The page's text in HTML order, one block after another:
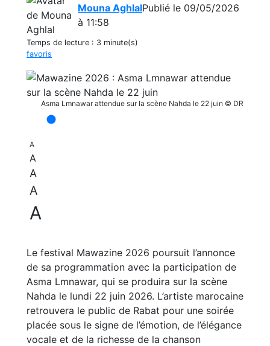
Mouna AghlalPublié le 09/05/2026
à 11:58
Temps de lecture : 3 minute(s)
favoris
Asma Lmnawar attendue sur la scène Nahda le 22 juin © DR
A
A
A
A
A
Le festival Mawazine 2026 poursuit l’annonce
de sa programmation avec la participation de
Asma Lmnawar, qui se produira sur la scène
Nahda le lundi 22 juin 2026. L’artiste marocaine
retrouvera le public de Rabat pour une soirée
placée sous le signe de l’émotion, de l’élégance
vocale et de la richesse de la chanson